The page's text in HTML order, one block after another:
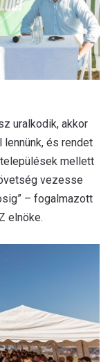
uralkodik, akkor
lennünk, és rendet
mellett
vezesse
– fogalmazott
elnöke.